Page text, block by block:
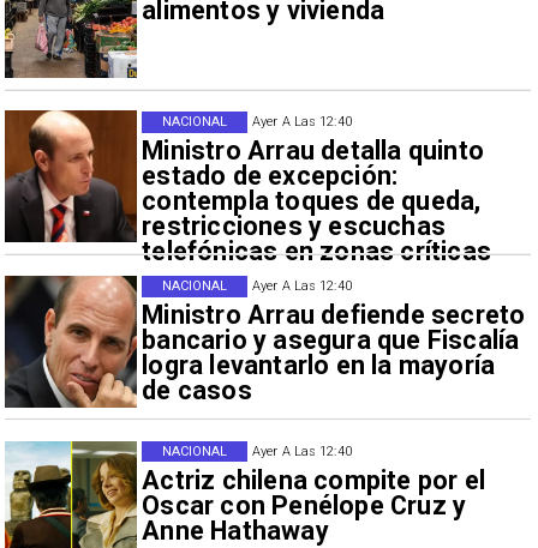
alimentos y vivienda
Ayer A Las 12:40
Ministro Arrau detalla quinto
estado de excepción:
contempla toques de queda,
restricciones y escuchas
telefónicas en zonas críticas
NACIONAL
Ayer A Las 12:40
Ministro Arrau defiende secreto
bancario y asegura que Fiscalía
logra levantarlo en la mayoría
de casos
NACIONAL
Ayer A Las 12:40
Actriz chilena compite por el
Oscar con Penélope Cruz y
Anne Hathaway
NACIONAL